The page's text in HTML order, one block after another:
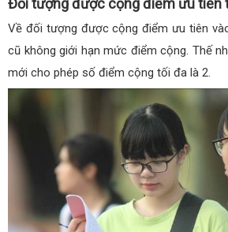
Đối tượng được cộng điểm ưu tiên
Về đối tượng được cộng điểm ưu tiên
cũ không giới hạn mức điểm cộng. Thế
mới cho phép số điểm cộng tối đa là 2.